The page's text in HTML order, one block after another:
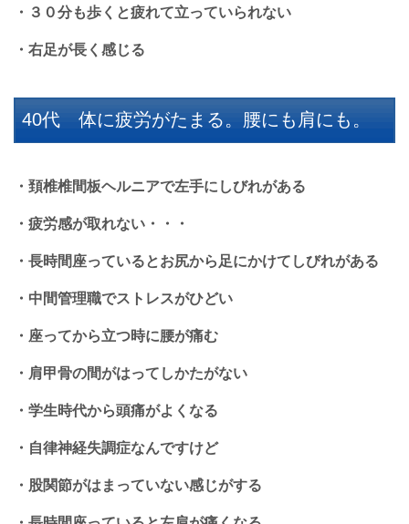
・３０分も歩くと疲れて立っていられない
・右足が長く感じる
40代 体に疲労がたまる。腰にも肩にも。
・頚椎椎間板ヘルニアで左手にしびれがある
・疲労感が取れない・・・
・長時間座っているとお尻から足にかけてしびれがある
・中間管理職でストレスがひどい
・座ってから立つ時に腰が痛む
・肩甲骨の間がはってしかたがない
・学生時代から頭痛がよくなる
・自律神経失調症なんですけど
・股関節がはまっていない感じがする